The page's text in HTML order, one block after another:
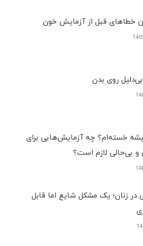
خطاهای قبل از آزمایش خون
روی بدن
خسته‌ام؟ چه آزمایش‌هایی برای
بی‌حالی لازم است؟
در زنان؛ یک مشکل شایع اما قابل